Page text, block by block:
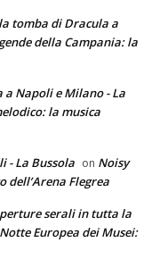
tomba di Dracula a
della Campania: la
Napoli e Milano - La
la musica
- La Bussola on Noisy
dell’Arena Flegrea
serali in tutta la
Notte Europea dei Musei: